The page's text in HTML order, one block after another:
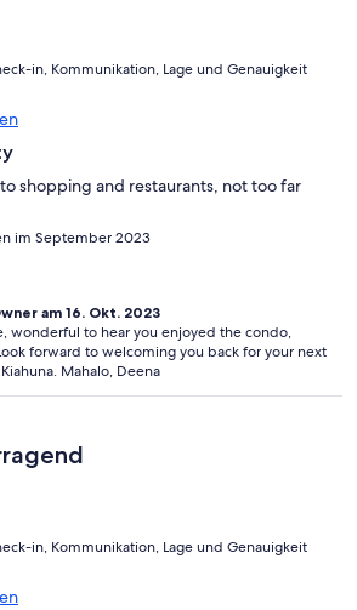
in, Kommunikation, Lage und Genauigkeit
shopping and restaurants, not too far
im September 2023
am 16. Okt. 2023
wonderful to hear you enjoyed the condo,
forward to welcoming you back for your next
Mahalo, Deena
in, Kommunikation, Lage und Genauigkeit